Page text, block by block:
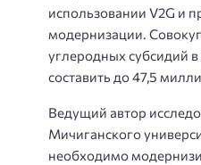
использовании V2G и
модернизации.
углеродных субсидий
составить до 47,5
Ведущий автор
Мичиганского
необходимо